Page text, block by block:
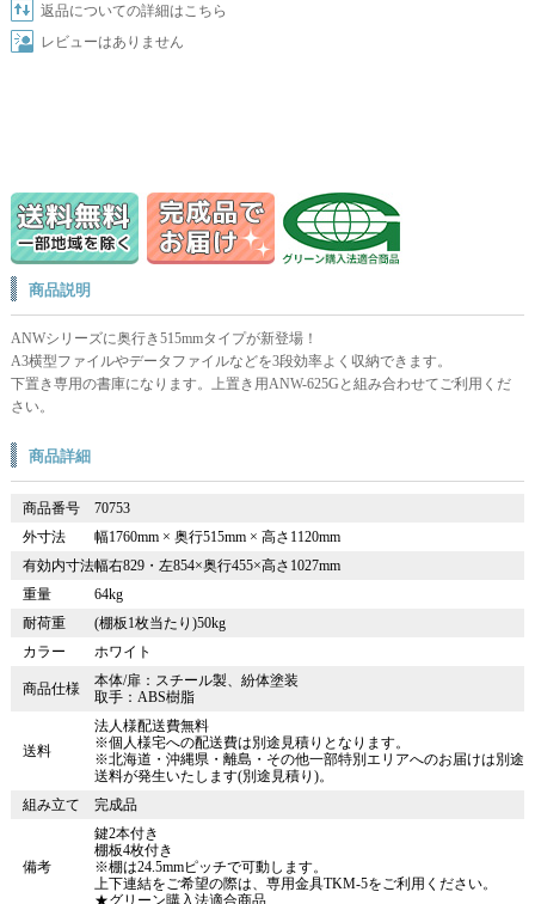
返品についての詳細はこちら
レビューはありません
商品説明
ANWシリーズに奥行き515mmタイプが新登場！
A3横型ファイルやデータファイルなどを3段効率よく収納できます。
下置き専用の書庫になります。上置き用ANW-625Gと組み合わせてご利用くだ
さい。
商品詳細
商品番号
70753
外寸法
幅1760mm × 奥行515mm × 高さ1120mm
有効内寸法幅右829・左854×奥行455×高さ1027mm
重量
64kg
耐荷重
(棚板1枚当たり)50kg
カラー
ホワイト
商品仕様
本体/扉：スチール製、紛体塗装
取手：ABS樹脂
送料
法人様配送費無料
※個人様宅への配送費は別途見積りとなります。
※北海道・沖縄県・離島・その他一部特別エリアへのお届けは別途
送料が発生いたします(別途見積り)。
組み立て
完成品
備考
鍵2本付き
棚板4枚付き
※棚は24.5mmピッチで可動します。
上下連結をご希望の際は、専用金具TKM-5をご利用ください。
★グリーン購入法適合商品